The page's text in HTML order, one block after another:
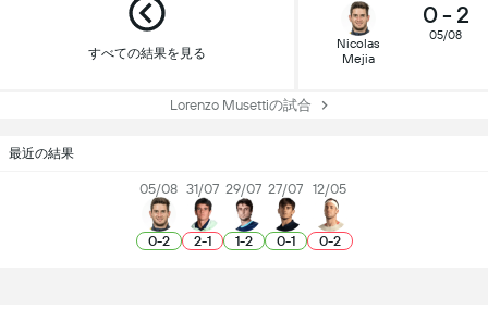
すべての結果を見る
Nicolas
Mejia
0- 2
05/08
Lorenzo Musettiの試合
最近の結果
05/08
0-2
31/07
2-1
29/07
1-2
27/07
0-1
12/05
0-2